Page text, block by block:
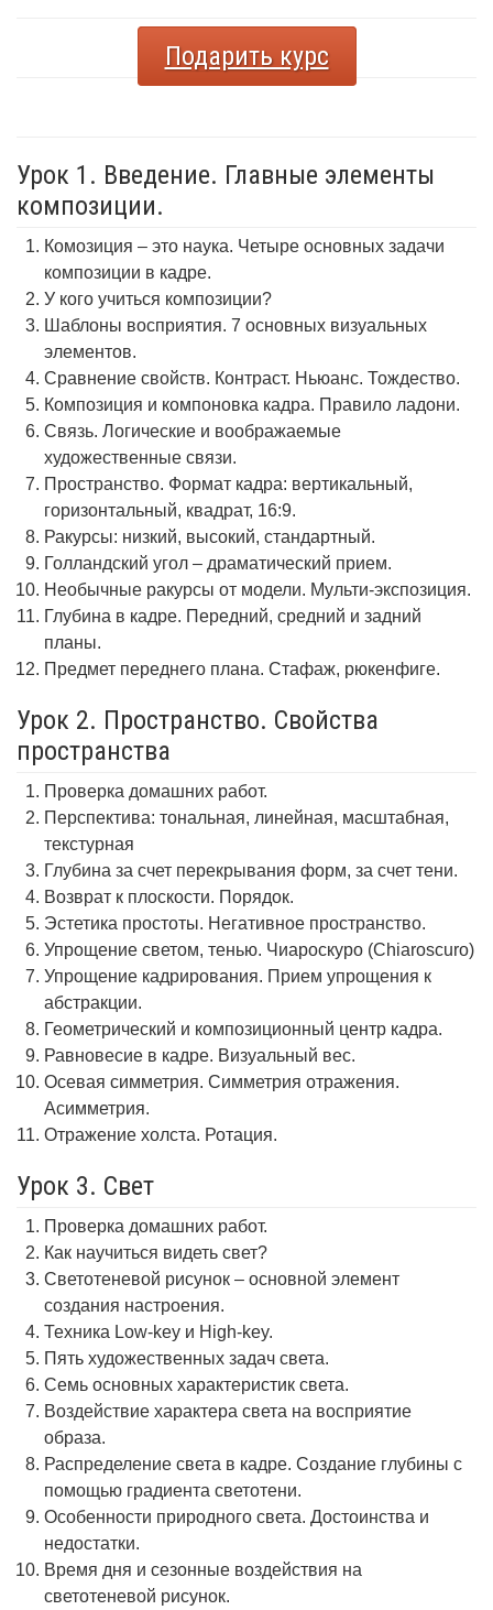
Подарить курс
Урок 1. Введение. Главные элементы
композиции.
Комозиция – это наука. Четыре основных задачи
композиции в кадре.
У кого учиться композиции?
Шаблоны восприятия. 7 основных визуальных
элементов.
Сравнение свойств. Контраст. Ньюанс. Тождество.
Композиция и компоновка кадра. Правило ладони.
Связь. Логические и воображаемые
художественные связи.
Пространство. Формат кадра: вертикальный,
горизонтальный, квадрат, 16:9.
Ракурсы: низкий, высокий, стандартный.
Голландский угол – драматический прием.
Необычные ракурсы от модели. Мульти-экспозиция.
Глубина в кадре. Передний, средний и задний
планы.
Предмет переднего плана. Стафаж, рюкенфиге.
Урок 2. Пространство. Свойства
пространства
Проверка домашних работ.
Перспектива: тональная, линейная, масштабная,
текстурная
Глубина за счет перекрывания форм, за счет тени.
Возврат к плоскости. Порядок.
Эстетика простоты. Негативное пространство.
Упрощение светом, тенью. Чиароскуро (Chiaroscuro)
Упрощение кадрирования. Прием упрощения к
абстракции.
Геометрический и композиционный центр кадра.
Равновесие в кадре. Визуальный вес.
Осевая симметрия. Симметрия отражения.
Асимметрия.
Отражение холста. Ротация.
Урок 3. Свет
Проверка домашних работ.
Как научиться видеть свет?
Светотеневой рисунок – основной элемент
создания настроения.
Техника Low-key и High-key.
Пять художественных задач света.
Семь основных характеристик света.
Воздействие характера света на восприятие
образа.
Распределение света в кадре. Создание глубины с
помощью градиента светотени.
Особенности природного света. Достоинства и
недостатки.
Время дня и сезонные воздействия на
светотеневой рисунок.